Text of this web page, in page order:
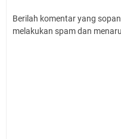
Berilah komentar yang
melakukan spam dan